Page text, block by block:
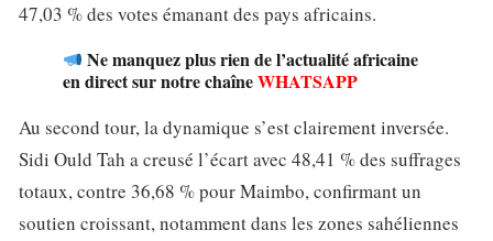
47,03 % des votes émanant des pays africains.
Ne manquez plus rien de l’actualité africaine
en direct sur notre chaîneWHATSAPP
Au second tour, la dynamique s’est clairement inversée.
Sidi Ould Tah a creusé l’écart avec 48,41 % des suffrages
totaux, contre 36,68 % pour Maimbo, confirmant un
soutien croissant, notamment dans les zones sahéliennes